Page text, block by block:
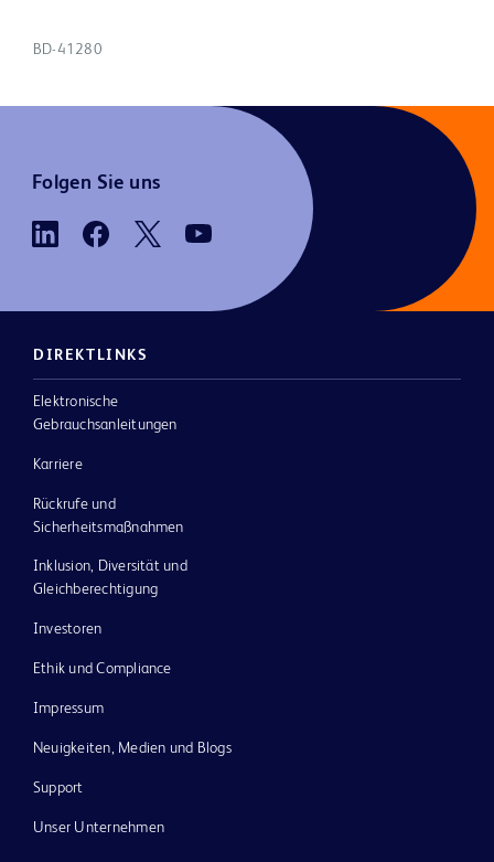
BD-41280
Folgen Sie uns
DIREKTLINKS
Elektronische
Gebrauchsanleitungen
Karriere
Rückrufe und
Sicherheitsmaßnahmen
Inklusion, Diversität und
Gleichberechtigung
Investoren
Ethik und Compliance
Impressum
Neuigkeiten, Medien und Blogs
Support
Unser Unternehmen